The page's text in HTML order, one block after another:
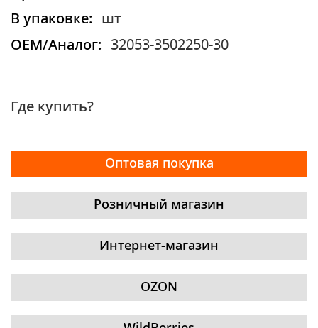
В упаковке:
шт
OEM/Аналог:
32053-3502250-30
Где купить?
Оптовая покупка
Розничный магазин
Интернет-магазин
OZON